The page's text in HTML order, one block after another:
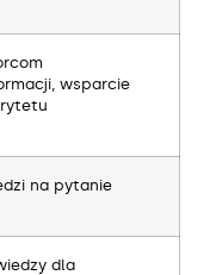
wsparcie
na pytanie
dla